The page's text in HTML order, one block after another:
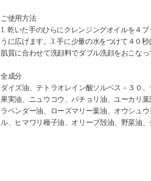
ご使用方法
1. 乾いた手のひらにクレンジングオイルを４
うに広げます。3. 手に少量の水をつけて４０
肌質に合わせて洗顔料でダブル洗顔をおこなっ
全成分
ダイズ油、テトラオレイン酸ソルベス－３０
果実油、ニュウコウ、パチョリ油、ユーカリ
ラベンダー油、ローズマリー葉油、オウシュ
ル、ヒマワリ種子油、オリーブ殻油、野菜油